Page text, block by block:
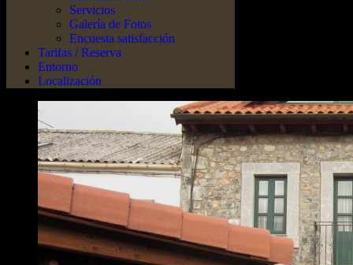
Servicios
Galería de Fotos
Encuesta satisfacción
Tarifas / Reserva
Entorno
Localización